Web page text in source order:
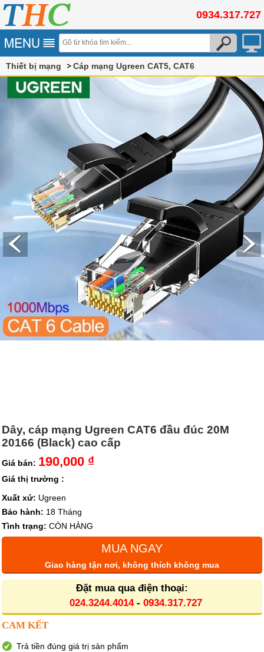
0934.317.727
Thiết bị mạng Cáp mạng Ugreen CAT5, CAT6
Dây, cáp mạng Ugreen CAT6 đầu đúc 20M
20166 (Black) cao cấp
Giá bán: 190,000 ₫
Giá thị trường :
Xuất xứ: Ugreen
Bảo hành: 18 Tháng
Tình trạng: CÒN HÀNG
MUA NGAY
Giao hàng tận nơi, không thích không mua
Đặt mua qua điện thoại:
024.3244.4014- 0934.317.727
CAM KẾT
Trả tiền đúng giá trị sản phẩm